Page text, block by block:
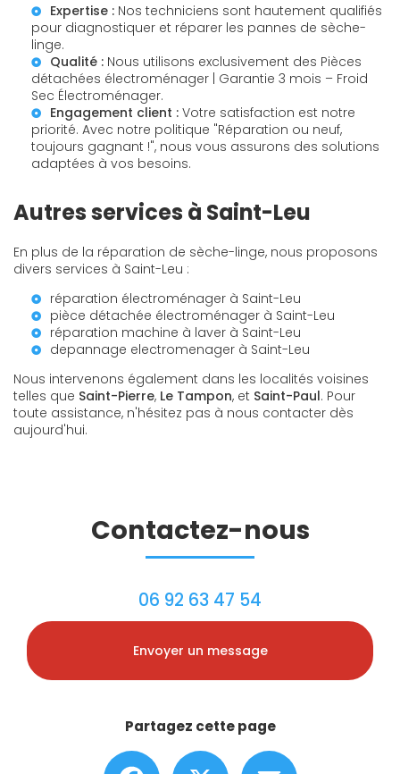
Expertise : Nos techniciens sont hautement qualifiés
pour diagnostiquer et réparer les pannes de sèche-
linge.
Qualité : Nous utilisons exclusivement des Pièces
détachées électroménager | Garantie 3 mois – Froid
Sec Électroménager.
Engagement client : Votre satisfaction est notre
priorité. Avec notre politique "Réparation ou neuf,
toujours gagnant !", nous vous assurons des solutions
adaptées à vos besoins.
Autres services à Saint-Leu
En plus de la réparation de sèche-linge, nous proposons
divers services à Saint-Leu :
réparation électroménager à Saint-Leu
pièce détachée électroménager à Saint-Leu
réparation machine à laver à Saint-Leu
depannage electromenager à Saint-Leu
Nous intervenons également dans les localités voisines
telles que Saint-Pierre, Le Tampon, et Saint-Paul. Pour
toute assistance, n'hésitez pas à nous contacter dès
aujourd'hui.
Contactez-nous
06 92 63 47 54
Envoyer un message
Partagez cette page
Facebook